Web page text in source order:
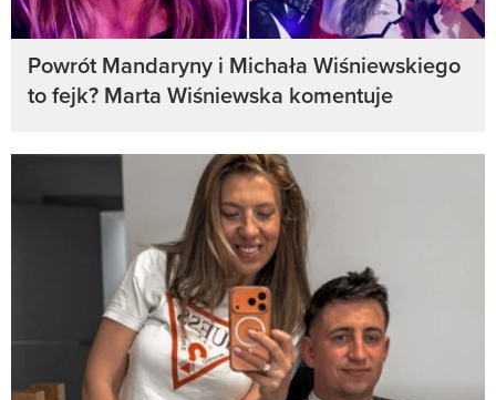
Powrót Mandaryny i Michała Wiśniewskiego
to fejk? Marta Wiśniewska komentuje